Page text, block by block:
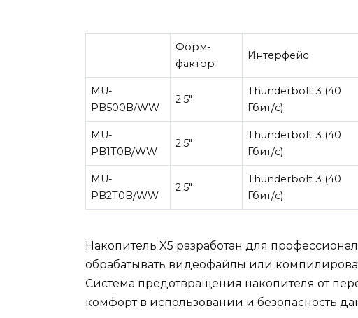
Форм-
фактор
Интерфейс
MU-
PB500B/WW
2.5″
Thunderbolt 3 (40
Гбит/c)
MU-
PB1T0B/WW
2.5″
Thunderbolt 3 (40
Гбит/c)
MU-
PB2T0B/WW
2.5″
Thunderbolt 3 (40
Гбит/c)
Накопитель X5 разработан для
обрабатывать видеофайлы или
Система предотвращения накопителя от
комфорт в использовании и безопасность